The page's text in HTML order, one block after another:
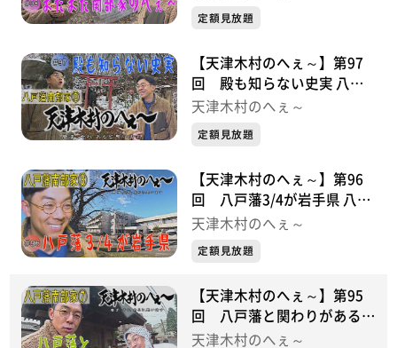
定額見放題
【天津木村のへぇ～】第97
回 殿も知らない史実 八戸
藩南部家シリーズ⑨
天津木村のへぇ～
定額見放題
【天津木村のへぇ～】第96
回 八戸藩3/4が岩手県 八戸
藩南部家シリーズ⑧
天津木村のへぇ～
定額見放題
【天津木村のへぇ～】第95
回 八戸藩と関わりがある藩
八戸藩南部家シリーズ⑦
天津木村のへぇ～